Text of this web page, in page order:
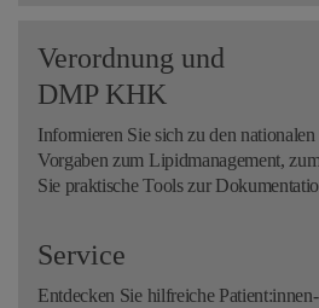
Verordnung und
DMP KHK
Informieren Sie sich zu den
Vorgaben zum Lipidmanagement,
Sie praktische Tools zur
Service
Entdecken Sie hilfreiche